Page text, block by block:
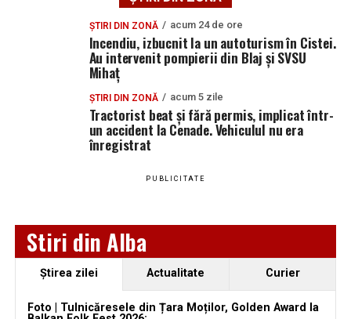
Mi-aș fi dorit ca blajinfo.ro să nu intre în jocul acestor și
să dovedească profesionalism, depunând toate
diligențele pentru a informa corect cititorii din Blaj și nu
În consecință vă rog respectuos să procedați la
modificarea titlului articolului inițial prin folosirea
adecvată a modului condițional-optativ, eliminând
dezinformarea cu privire la situația mandatului meu de
stau la dispoziție cu toată deschiderea.
Sunt și rămân consilier local până la momentul la care
justiția se va pronunța definitiv și irevocabil în această
cauză.
ȘTIRI DIN ZONĂ acum 24 de ore
Incendiu, izbucnit la un autoturism în Cistei.
Au intervenit pompierii din Blaj și SVSU
Mihaț
ȘTIRI DIN ZONĂ acum 5 zile
Tractorist beat și fără permis, implicat într-
un accident la Cenade. Vehiculul nu era
înregistrat
PUBLICITATE
Stiri din Alba
Ştirea zilei Actualitate Curier
Foto | Tulnicăresele din Țara Moților, Golden Award la